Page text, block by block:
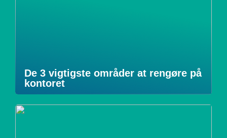
De 3 vigtigste områder at rengøre på
kontoret